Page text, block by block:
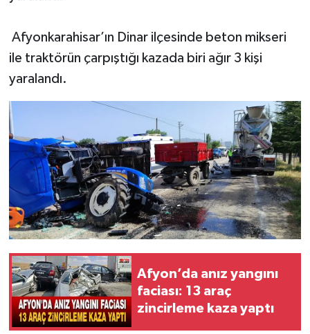
Afyonkarahisar’ın Dinar ilçesinde beton mikseri
ile traktörün çarpıştığı kazada biri ağır 3 kişi
yaralandı.
Afyon’da anız yangını
faciası: 13 araç
zincirleme kaza yaptı